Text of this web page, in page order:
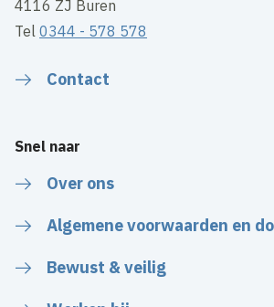
4116 ZJ Buren
Tel0344 - 578 578
Contact
Snel naar
Over ons
Algemene voorwaarden en
Bewust & veilig